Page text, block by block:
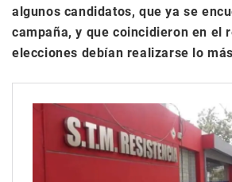
algunos candidatos, que ya se
campaña, y que coincidieron en el
elecciones debían realizarse lo